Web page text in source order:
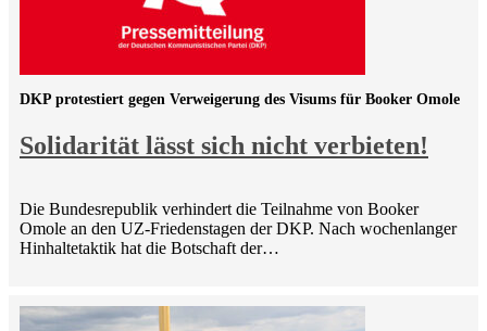
Solidarität lässt sich nicht verbieten!
DKP protestiert gegen Verweigerung des Visums für Booker Omole
Die Bundesrepublik verhindert die Teilnahme von Booker
Omole an den UZ-Friedenstagen der DKP. Nach wochenlanger
Hinhaltetaktik hat die Botschaft der…